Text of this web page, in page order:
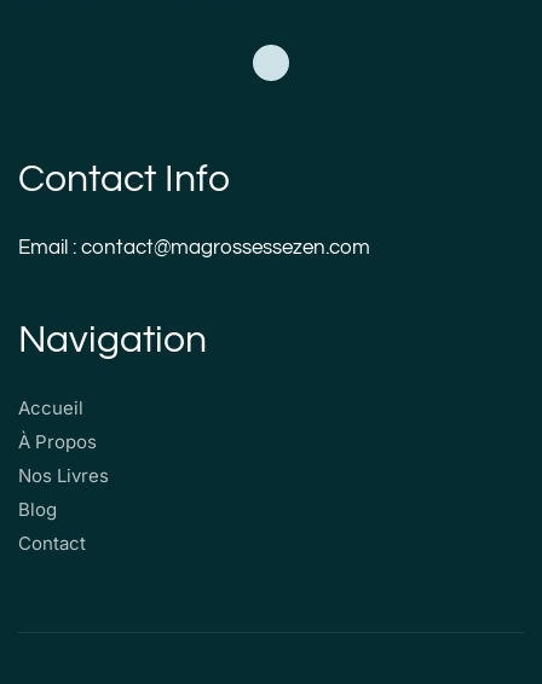
Contact Info
Email : contact@magrossessezen.com
Navigation
Accueil
À Propos
Nos Livres
Blog
Contact